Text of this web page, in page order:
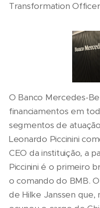
Transformation
O Banco Mercedes-
financiamentos em
segmentos de
Leonardo Piccinini
CEO da instituição, a
Piccinini é o primeiro
o comando do BMB.
de Hilke Janssen que,